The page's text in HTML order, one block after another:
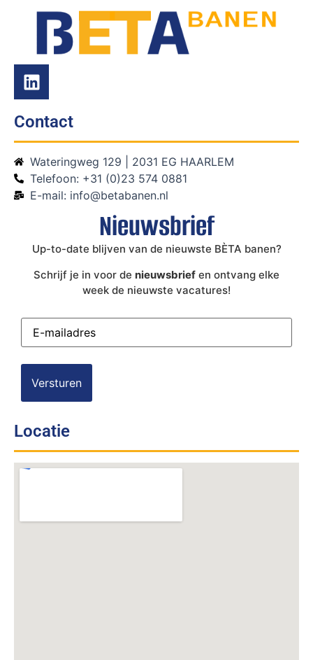
Contact
Wateringweg 129 | 2031 EG HAARLEM
Telefoon: +31 (0)23 574 0881
E-mail: info@betabanen.nl
Nieuwsbrief
Up-to-date blijven van de nieuwste BÈTA banen?
Schrijf je in voor de nieuwsbrief en ontvang elke
week de nieuwste vacatures!
E-
mailadres(Vereist)
Locatie